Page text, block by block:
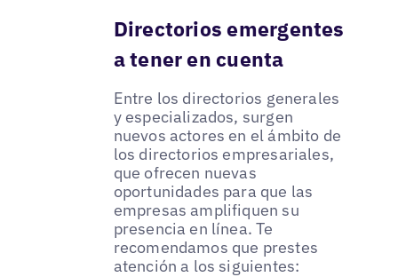
Directorios emergentes
a tener en cuenta
Entre los directorios generales
y especializados, surgen
nuevos actores en el ámbito de
los directorios empresariales,
que ofrecen nuevas
oportunidades para que las
empresas amplifiquen su
presencia en línea. Te
recomendamos que prestes
atención a los siguientes: